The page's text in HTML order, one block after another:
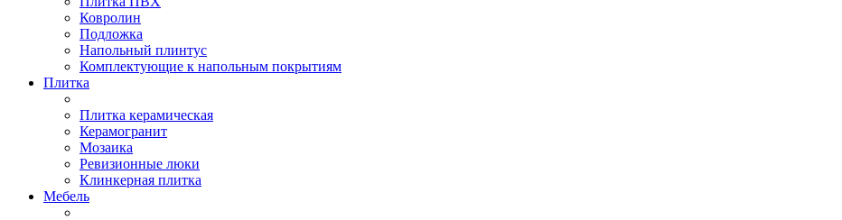
Ковролин
Подложка
Напольный плинтус
Комплектующие к напольным покрытиям
Плитка
Плитка керамическая
Керамогранит
Мозаика
Ревизионные люки
Клинкерная плитка
Мебель